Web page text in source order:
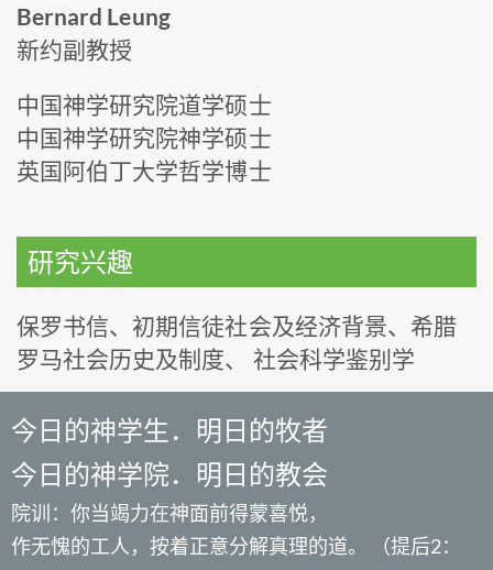
Bernard Leung
新约副教授
中国神学研究院道学硕士
中国神学研究院神学硕士
英国阿伯丁大学哲学博士
研究兴趣
保罗书信、初期信徒社会及经济背景、希腊
罗马社会历史及制度、 社会科学鉴别学
今日的神学生．明日的牧者
今日的神学院．明日的教会
院训：你当竭力在神面前得蒙喜悦，
作无愧的工人，按着正意分解真理的道。 （提后2：